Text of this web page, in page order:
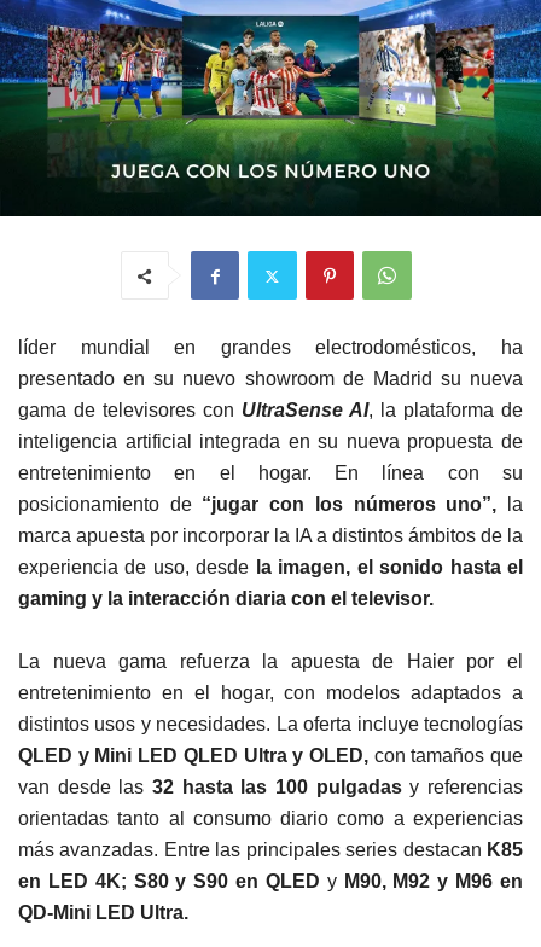
líder mundial en grandes electrodomésticos, ha
presentado en su nuevo showroom de Madrid su nueva
gama de televisores con UltraSense AI, la plataforma de
inteligencia artificial integrada en su nueva propuesta de
entretenimiento en el hogar. En línea con su
posicionamiento de “jugar con los números uno”, la
marca apuesta por incorporar la IA a distintos ámbitos de la
experiencia de uso, desde la imagen, el sonido hasta el
gaming y la interacción diaria con el televisor.
La nueva gama refuerza la apuesta de Haier por el
entretenimiento en el hogar, con modelos adaptados a
distintos usos y necesidades. La oferta incluye tecnologías
QLED y Mini LED QLED Ultra y OLED, con tamaños que
van desde las 32 hasta las 100 pulgadasy referencias
orientadas tanto al consumo diario como a experiencias
más avanzadas. Entre las principales series destacan K85
en LED 4K; S80 y S90 en QLED y M90, M92 y M96 en
QD-Mini LED Ultra.